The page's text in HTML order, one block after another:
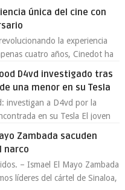
única del cine con
la experiencia
cuatro años, Cinedot ha
D4vd investigado tras
una menor en su Tesla
investigan a D4vd por la
en su Tesla El joven
Zambada sacuden
narco
– Ismael El Mayo Zambada
líderes del cártel de Sinaloa,